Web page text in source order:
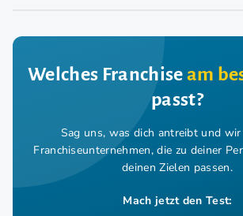
Welches Franchiseam
passt?
Sag uns, was dich antreibt und
Franchiseunternehmen, die zu deiner
deinen Zielen passen.
Mach jetzt den Test: